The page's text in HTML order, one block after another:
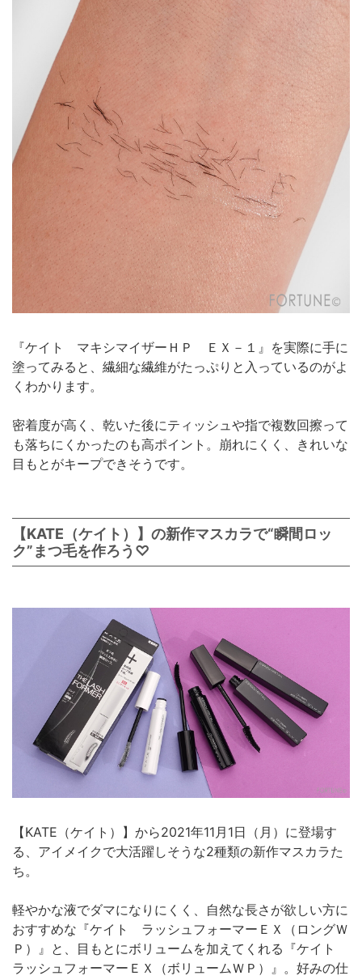
『ケイト マキシマイザーＨＰ ＥＸ－１』を実際に手に
塗ってみると、繊細な繊維がたっぷりと入っているのがよ
くわかります。
密着度が高く、乾いた後にティッシュや指で複数回擦って
も落ちにくかったのも高ポイント。崩れにくく、きれいな
目もとがキープできそうです。
【KATE（ケイト）】の新作マスカラで“瞬間ロッ
ク”まつ毛を作ろう♡
【KATE（ケイト）】から2021年11月1日（月）に登場す
る、アイメイクで大活躍しそうな2種類の新作マスカラた
ち。
軽やかな液でダマになりにくく、自然な長さが欲しい方に
おすすめな『ケイト ラッシュフォーマーＥＸ（ロングＷ
Ｐ）』と、目もとにボリュームを加えてくれる『ケイト
ラッシュフォーマーＥＸ（ボリュームＷＰ）』。好みの仕